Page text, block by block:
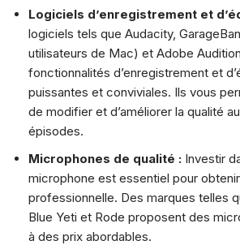
Logiciels d’enregistrement et
logiciels tels que Audacity,
utilisateurs de Mac) et Adobe
fonctionnalités d’enregistrement et
puissantes et conviviales. Ils vous
de modifier et d’améliorer la qualité
épisodes.
Microphones de qualité : Investir
microphone est essentiel pour
professionnelle. Des marques telles
Blue Yeti et Rode proposent des
à des prix abordables.